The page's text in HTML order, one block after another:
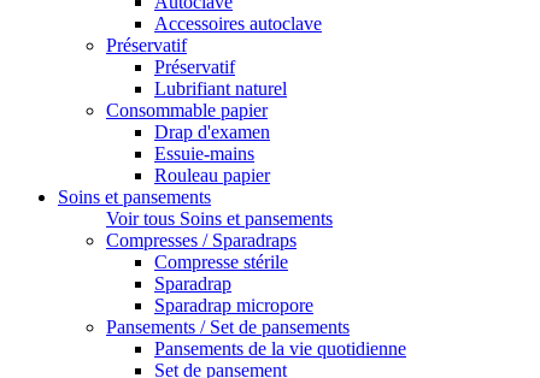
Accessoires autoclave
Préservatif
Préservatif
Lubrifiant naturel
Consommable papier
Drap d'examen
Essuie-mains
Rouleau papier
Soins et pansements
Voir tous Soins et pansements
Compresses / Sparadraps
Compresse stérile
Sparadrap
Sparadrap micropore
Pansements / Set de pansements
Pansements de la vie quotidienne
Set de pansement